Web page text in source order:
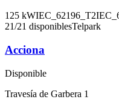
125 kWIEC_62196_T2
21/21 disponiblesTelpark
Acciona
Disponible
Travesía de Garbera 1